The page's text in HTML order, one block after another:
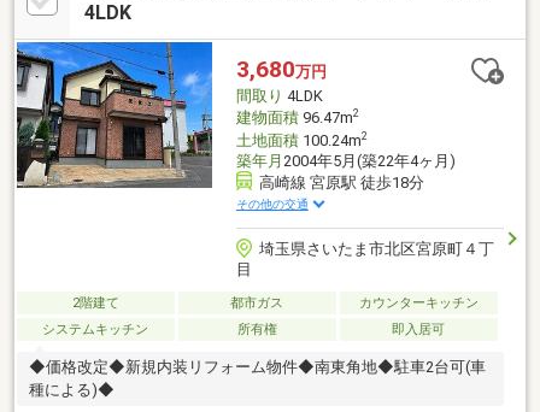
4LDK
3,680万円
間取り 4LDK
建物面積96.47m2
土地面積100.24m2
築年月 2004年5月(築22年4ヶ月)
高崎線 宮原駅 徒歩18分
その他の交通
埼玉県さいたま市北区宮原町４丁
目
2階建て 都市ガス
カウンターキッチン
システムキッチン
所有権 即入居可
◆価格改定◆新規内装リフォーム物件◆南東角地◆駐車2台可(車
種による)◆